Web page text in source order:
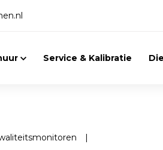
Service & Kalibratie
|